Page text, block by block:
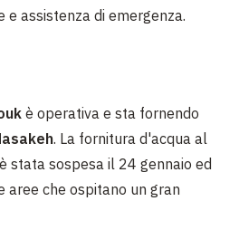
e assistenza di emergenza.
è operativa e sta fornendo
. La fornitura d'acqua al
stata sospesa il 24 gennaio ed
aree che ospitano un gran